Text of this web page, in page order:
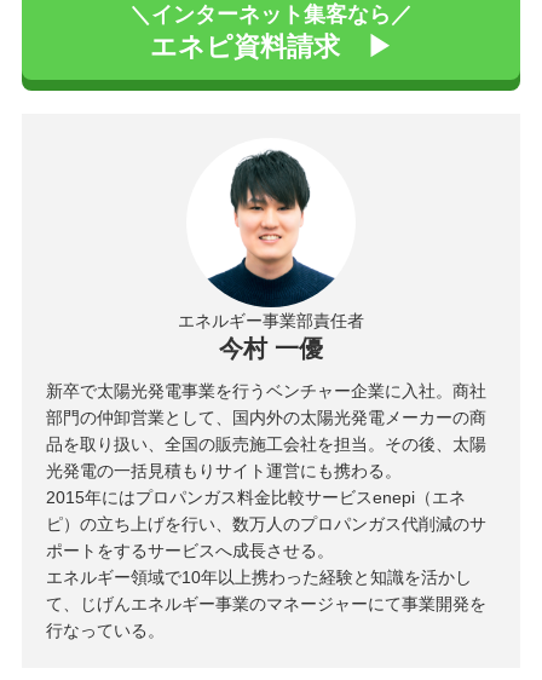
＼インターネット集客なら／
エネピ資料請求 ▶
エネルギー事業部責任者
今村 一優
新卒で太陽光発電事業を行うベンチャー企業に入社。商社
部門の仲卸営業として、国内外の太陽光発電メーカーの商
品を取り扱い、全国の販売施工会社を担当。その後、太陽
光発電の一括見積もりサイト運営にも携わる。
2015年にはプロパンガス料金比較サービスenepi（エネ
ピ）の立ち上げを行い、数万人のプロパンガス代削減のサ
ポートをするサービスへ成長させる。
エネルギー領域で10年以上携わった経験と知識を活かし
て、じげんエネルギー事業のマネージャーにて事業開発を
行なっている。